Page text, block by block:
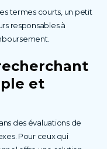
termes courts, un petit
responsables à
et
des évaluations de
Pour ceux qui